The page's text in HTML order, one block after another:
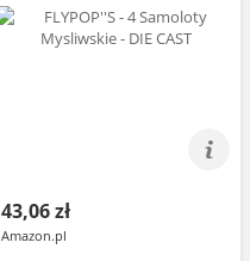
43,06 zł
Amazon.pl